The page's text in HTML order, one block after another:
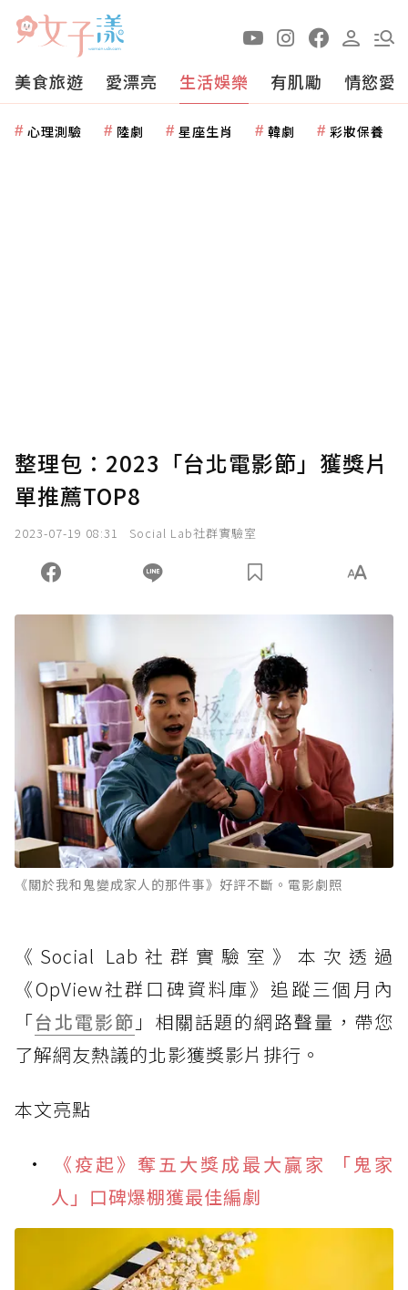
美食旅遊 愛漂亮 生活娛樂 有肌勵 情慾愛
心理測驗 陸劇 星座生肖 韓劇 彩妝保養
整理包：2023「台北電影節」獲獎片
單推薦TOP8
2023-07-19 08:31 Social Lab社群實驗室
《關於我和鬼變成家人的那件事》好評不斷。電影劇照
《Social Lab社群實驗室》本次透過
《OpView社群口碑資料庫》追蹤三個月內
「台北電影節 」相關話題的網路聲量，帶您
了解網友熱議的北影獲獎影片排行。
本文亮點
《疫起》奪五大獎成最大贏家 「鬼家
人」口碑爆棚獲最佳編劇